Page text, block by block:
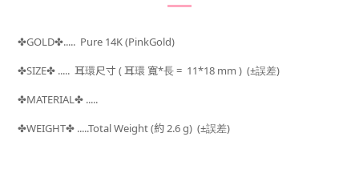
✤GOLD✤..... Pure 14K (PinkGold)
✤SIZE✤ ..... 耳環尺寸 ( 耳環 寬*長 = 11*18 mm ) (±誤差)
✤MATERIAL✤ .....
✤WEIGHT✤ .....Total Weight (約 2.6g) (±誤差)